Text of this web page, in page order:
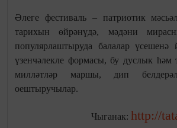
Әлеге фестиваль – патриотик
тарихын өйрәнүдә, мәдәни
популярлаштыруда балалар үсешенә
үзенчәлекле формасы, бу дуслык һәм
милләтләр маршы, дип
оештыручылар.
Чыганак: http://